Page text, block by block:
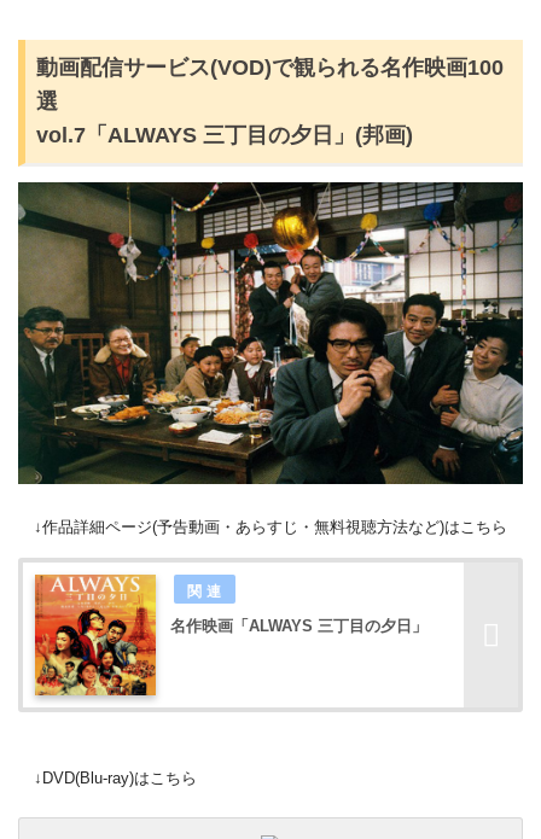
動画配信サービス(VOD)で観られる名作映画100
選
vol.7「ALWAYS 三丁目の夕日」(邦画)
↓作品詳細ページ(予告動画・あらすじ・無料視聴方法など)はこちら
名作映画「ALWAYS 三丁目の夕日」
↓DVD(Blu-ray)はこちら